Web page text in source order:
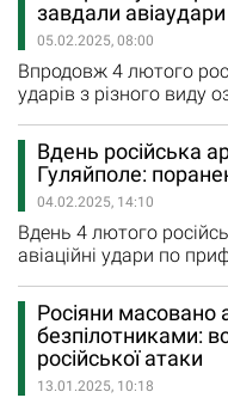
вівторок близько
авіаційною бомбою по
ударів за різними
завдали авіаудари
05.02.2025, 08:00
Впродовж 4 лютого
ударів з різного виду
У вівторок із РСЗВ
завдали 14
Преображенці.
по Гуляйполю
Території
Вдень російська
Гуляйполе:
04.02.2025, 14:10
Вдень 4 лютого
авіаційні удари по
Внаслідок цього
будинок та машини
поранення отримала
отримала поранення
Гуляйполе. Поранену
Росіяни масовано
безпілотниками:
російської атаки
13.01.2025, 10:18